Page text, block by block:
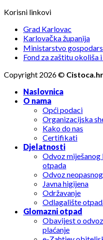
Korisni linkovi
Grad Karlovac
Karlovačka županija
Ministarstvo
Fond za zaštitu
Copyright 2026 © Cistoca.hr
Naslovnica
O nama
Opći podaci
Organizacijska
Kako do nas
Certifikati
Djelatnosti
Odvoz
otpada
Odvoz
Javna higijena
Održavanje
Odlagalište
Glomazni otpad
Obavijest o
plaćanje